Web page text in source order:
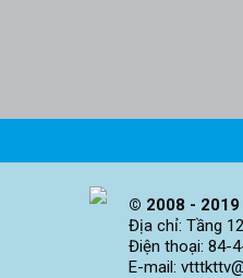
© 2008 - 2019
Địa chỉ: Tầng
Điện thoại: 84-
E-mail: